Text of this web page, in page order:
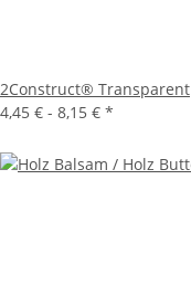
2Construct® Transparent
4,45 € - 8,15 € *